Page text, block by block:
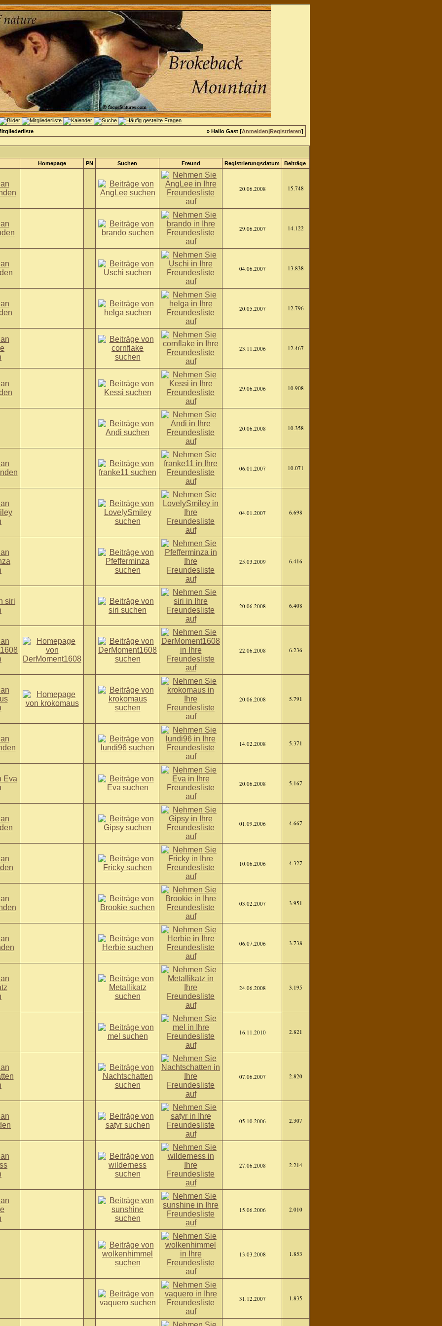
» Hallo Gast [Anmelden|Registrieren]
Homepage PN Suchen Freund Registrierungsdatum Beiträge
20.06.2008 15.748
29.06.2007 14.122
04.06.2007 13.838
20.05.2007 12.796
23.11.2006 12.467
29.06.2006 10.908
20.06.2008 10.358
06.01.2007 10.071
04.01.2007 6.698
25.03.2009 6.416
20.06.2008 6.408
22.06.2008 6.236
20.06.2008 5.791
14.02.2008 5.371
20.06.2008 5.167
01.09.2006 4.667
10.06.2006 4.327
03.02.2007 3.951
06.07.2006 3.738
24.06.2008 3.195
16.11.2010 2.821
07.06.2007 2.820
05.10.2006 2.307
27.06.2008 2.214
15.06.2006 2.010
13.03.2008 1.853
31.12.2007 1.835